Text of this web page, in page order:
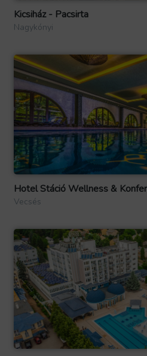
Kicsiház - Pacsirta
Nagykónyi
Hotel Stáció Wellness &
Vecsés